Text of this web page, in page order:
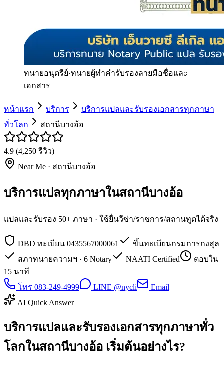
ทนายอนุตรีย์·ทนายผู้ทำคำรับรองลายมือชื่อและ
เอกสาร
หน้าแรก บริการ
บริการแปลและรับรองเอกสารทุกภาษา
ทั่วโลก
สถานีบางอ้อ
4.9 (4,250 รีวิว)
Near Me · สถานีบางอ้อ
บริการแปลทุกภาษาในสถานีบางอ้อ
แปลและรับรอง 50+ ภาษา · ใช้ยื่นวีซ่า/ราชการ/สถานทูตได้จริง
DBD ทะเบียน 0435567000061
ขึ้นทะเบียนกรมการกงสุล
สภาทนายความฯ · 6 Notary
NAATI Certified
ตอบใน
15 นาที
โทร 083-249-4999
LINE @nycli
Email
AI Quick Answer
บริการแปลและรับรองเอกสารทุกภาษาทั่ว
โลกในสถานีบางอ้อ เริ่มต้นอย่างไร?